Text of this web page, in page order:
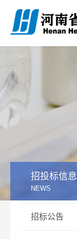
招投标信息
NEWS
招标公告